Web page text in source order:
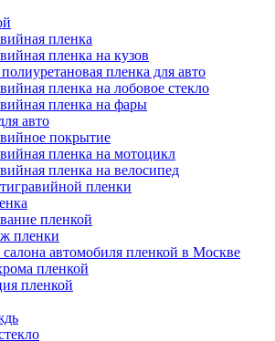
пленка
пленка на кузов
пленка для авто
пленка на лобовое стекло
пленка на фары
авто
покрытие
пленка на мотоцикл
пленка на велосипед
пленки
пленкой
пленки
автомобиля пленкой в Москве
пленкой
пленкой